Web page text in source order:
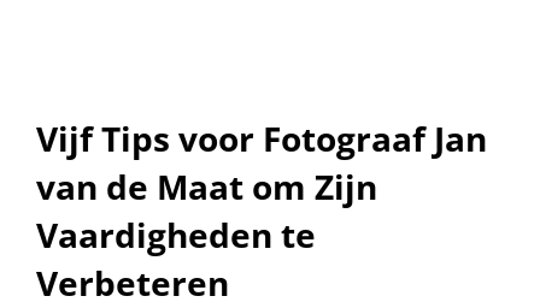
Vijf Tips voor Fotograaf Jan
van de Maat om Zijn
Vaardigheden te
Verbeteren